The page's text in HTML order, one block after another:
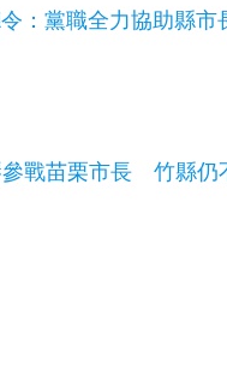
：黨職全力協助縣市
戰苗栗市長 竹縣仍